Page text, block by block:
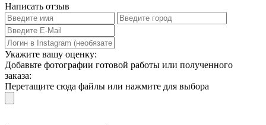
Написать отзыв
Укажите вашу оценку:
Добавьте фотографии готовой работы или полученного
заказа:
Перетащите сюда файлы или нажмите для выбора